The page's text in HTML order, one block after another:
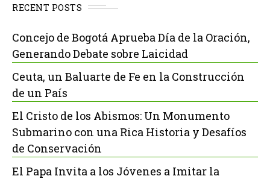
RECENT POSTS
Concejo de Bogotá Aprueba Día de la Oración,
Generando Debate sobre Laicidad
Ceuta, un Baluarte de Fe en la Construcción
de un País
El Cristo de los Abismos: Un Monumento
Submarino con una Rica Historia y Desafíos
de Conservación
El Papa Invita a los Jóvenes a Imitar la